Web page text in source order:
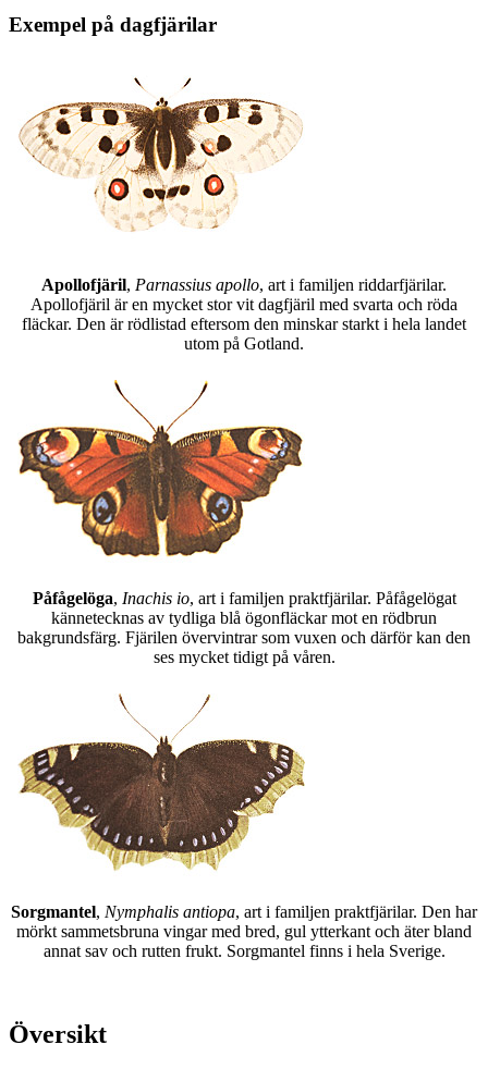
Exempel på dagfjärilar
Apollofjäril, Parnassius apollo, art i familjen riddarfjärilar.
Apollofjäril är en mycket stor vit dagfjäril med svarta och röda
fläckar. Den är rödlistad eftersom den minskar starkt i hela landet
utom på Gotland.
Påfågelöga, Inachis io, art i familjen praktfjärilar. Påfågelögat
kännetecknas av tydliga blå ögonfläckar mot en rödbrun
bakgrundsfärg. Fjärilen övervintrar som vuxen och därför kan den
ses mycket tidigt på våren.
Sorgmantel, Nymphalis antiopa, art i familjen praktfjärilar. Den har
mörkt sammetsbruna vingar med bred, gul ytterkant och äter bland
annat sav och rutten frukt. Sorgmantel finns i hela Sverige.
Översikt